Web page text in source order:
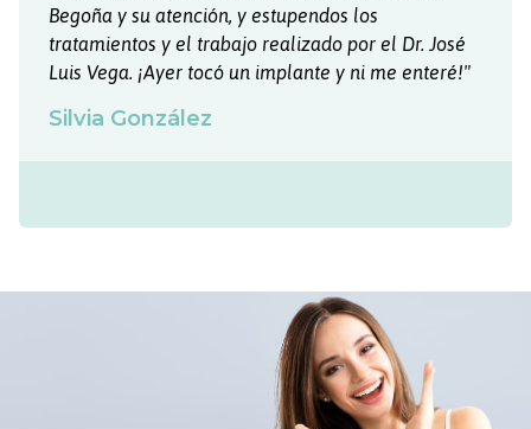
José
Santiago Nogueira
Siempre muy claros, con mucha flexibilidad
pendientes de todo. ¡Ya solo me queda el
retenedor y como nuevo! ¡Muchas gracias!"